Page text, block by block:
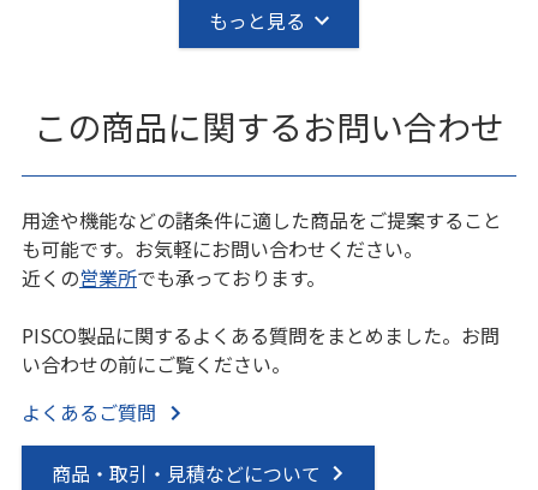
もっと見る
この商品に関するお問い合わせ
用途や機能などの諸条件に適した商品をご提案すること
も可能です。お気軽にお問い合わせください。
近くの営業所でも承っております。
PISCO製品に関するよくある質問をまとめました。お問
い合わせの前にご覧ください。
よくあるご質問
商品・取引・見積などについて